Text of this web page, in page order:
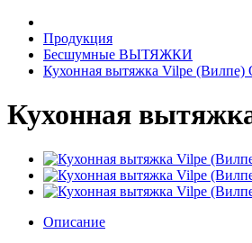
Продукция
Бесшумные ВЫТЯЖКИ
Кухонная вытяжка Vilpe (Вилпе)
Кухонная
Описание